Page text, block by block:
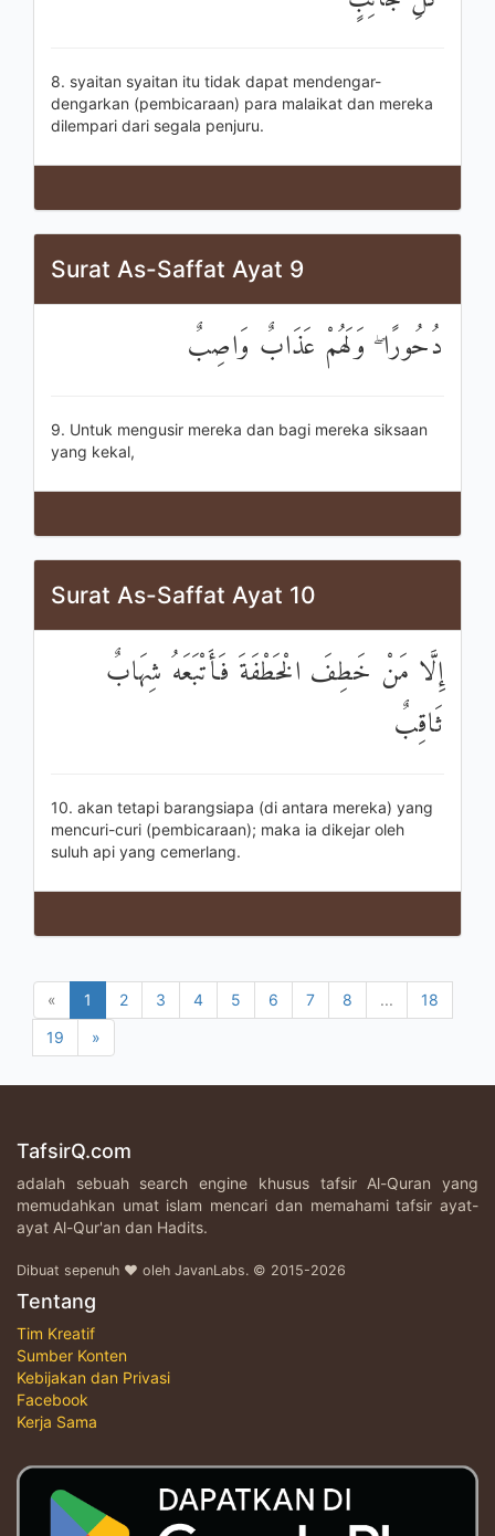
8. syaitan syaitan itu tidak dapat mendengar-
dengarkan (pembicaraan) para malaikat dan mereka
dilempari dari segala penjuru.
Surat As-Saffat Ayat 9
دُحُورًا ۖ وَلَهُمْ عَذَابٌ وَاصِبٌ
9. Untuk mengusir mereka dan bagi mereka siksaan
yang kekal,
Surat As-Saffat Ayat 10
إِلَّا مَنْ خَطِفَ الْخَطْفَةَ فَأَتْبَعَهُ شِهَابٌ
ثَاقِبٌ
10. akan tetapi barangsiapa (di antara mereka) yang
mencuri-curi (pembicaraan); maka ia dikejar oleh
suluh api yang cemerlang.
« 1 2 3 4 5 6 7 8 ...
18
19
»
TafsirQ.com
adalah sebuah search engine khusus tafsir Al-Quran yang
memudahkan umat islam mencari dan memahami tafsir ayat-
ayat Al-Qur'an dan Hadits.
Dibuat sepenuh ♥ oleh JavanLabs. © 2015-2026
Tentang
Tim Kreatif
Sumber Konten
Kebijakan dan Privasi
Facebook
Kerja Sama